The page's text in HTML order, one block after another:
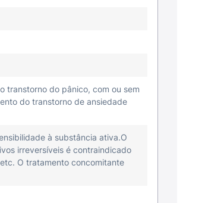
transtorno do pânico, com ou sem
do transtorno de ansiedade
à substância ativa.O
irreversíveis é contraindicado
O tratamento concomitante